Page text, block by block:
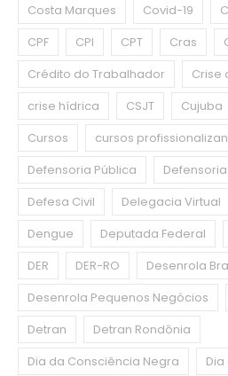
Costa Marques
Covid-19
CPF
CPI CPT Cras
Crédito do Trabalhador
Crise
crise hídrica
CSJT Cujuba
Cursos
cursos
Defensoria Pública
Defesa Civil
Delegacia Virtual
Dengue
Deputada Federal
DER
DER-RO Desenrola
Desenrola Pequenos Negócios
Detran
Detran Rondônia
Dia da Consciência Negra